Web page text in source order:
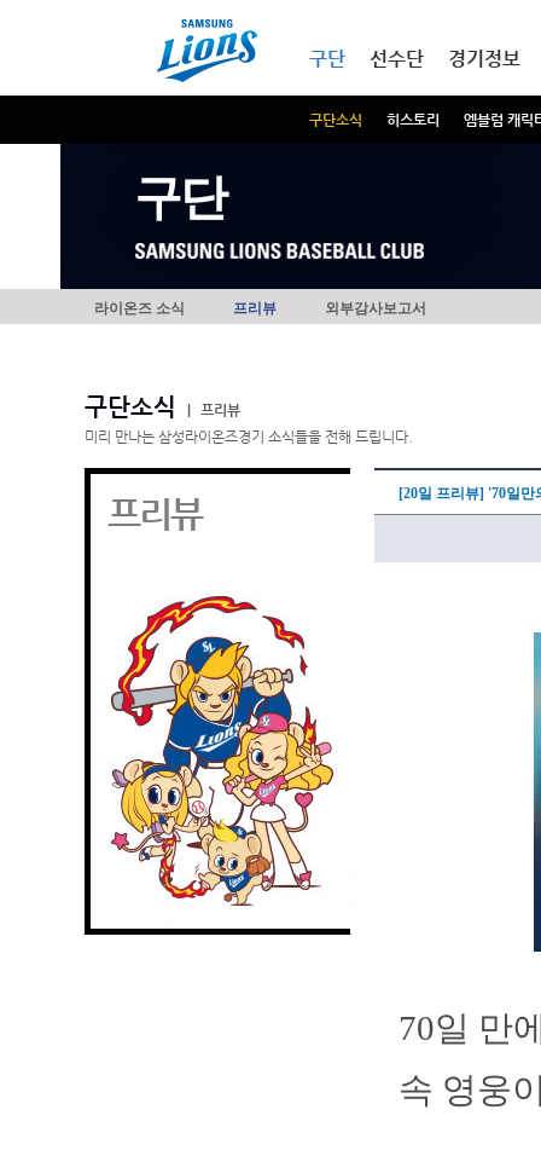
구단
구단소식 히스토리 엠블럼 캐릭
선수단 경기정보
구단
라이온즈 소식 프리뷰 외부감사보고서
구단소식
프리뷰
미리 만나는 삼성라이온즈경기 소식들을 전해 드립니다.
프리뷰 [20일 프리뷰] '70일
70일 만
속 영웅